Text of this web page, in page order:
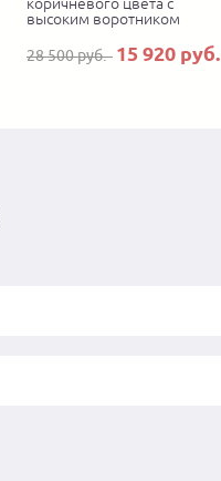
коричневого цвета с
высоким воротником
28 500 руб. 15 920 руб.